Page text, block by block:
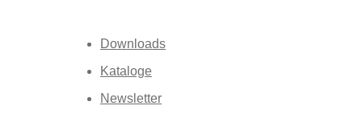
Downloads
Kataloge
Newsletter